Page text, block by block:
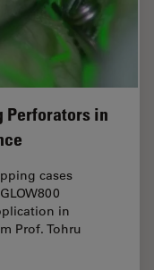
Perforators in
cases
in
Prof. Tohru